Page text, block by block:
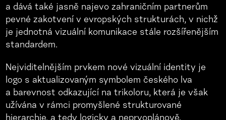
a dává také jasně najevo zahraničním partnerům
pevné zakotvení v evropských strukturách, v nichž
je jednotná vizuální komunikace stále rozšířenějším
standardem.
Nejviditelnějším prvkem nové vizuální identity je
logo s aktualizovaným symbolem českého lva
a barevnost odkazující na trikoloru, která je však
užívána v rámci promyšlené strukturované